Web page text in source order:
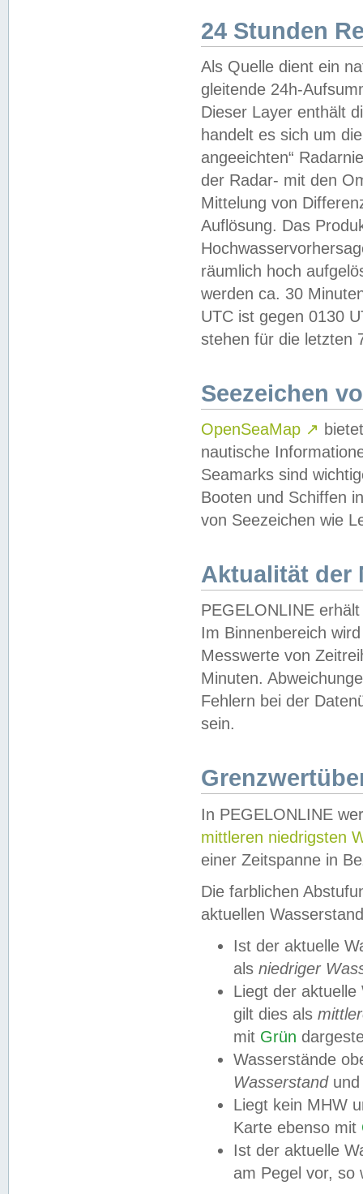
24 Stunden
Als Quelle dient ein
gleitende 24h-
Dieser Layer enthält
handelt es sich um
angeeichten“
der Radar- mit den
Mittelung von
Auflösung. Das
räumlich hoch
werden ca. 30
UTC ist gegen 0130
stehen für die letzten
Seezeichen
OpenSeaMap ↗
nautische
Seamarks sind
Booten und Schiffen
von Seezeichen wie
Aktualität der
PEGELONLINE
Im Binnenbereich
Messwerte von
Minuten.
Fehlern bei der
sein.
In PEGELONLINE
mittleren niedrigsten
einer Zeitspanne in
Die farblichen
aktuellen
Ist der aktuelle
als niedriger
Liegt der
gilt dies als
mit Grün
Wasserstände
Wasserstandund
Liegt kein MHW
Karte ebenso mit
Ist der aktuelle
am Pegel vor,